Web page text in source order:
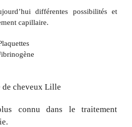
différentes possibilités et
capillaire.
connu dans le traitement